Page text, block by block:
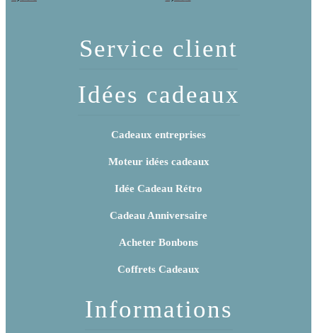
Service client
Idées cadeaux
Cadeaux entreprises
Moteur idées cadeaux
Idée Cadeau Rétro
Cadeau Anniversaire
Acheter Bonbons
Coffrets Cadeaux
Informations